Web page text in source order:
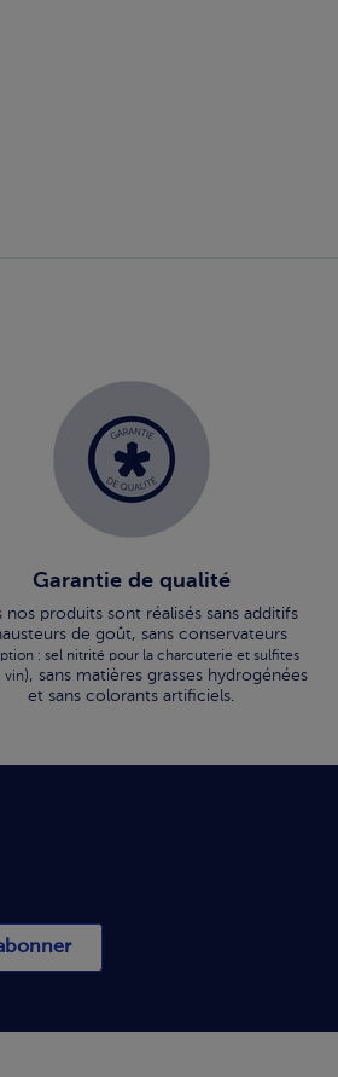
Garantie de qualité
nos produits sont réalisés sans additifs
de goût, sans conservateurs
: sel nitrité pour la charcuterie et sulfites
vin), sans matières grasses hydrogénées
et sans colorants artificiels.